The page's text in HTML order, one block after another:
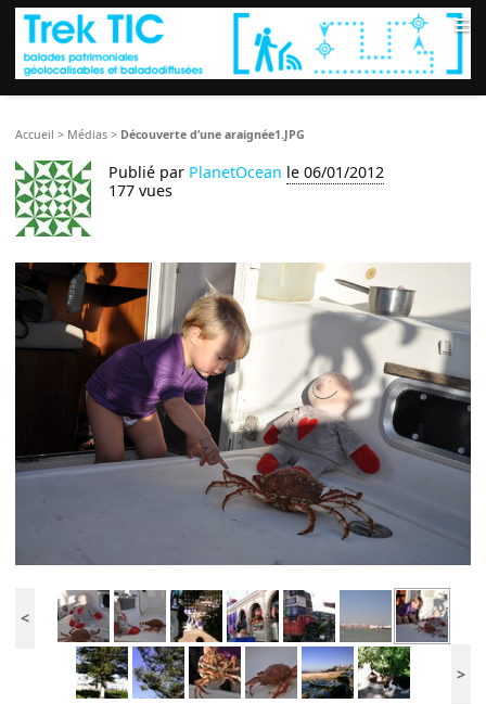
≡
Accueil > Médias > Découverte d’une araignée1.JPG
Publié par PlanetOcean le 06/01/2012
177 vues
<
>